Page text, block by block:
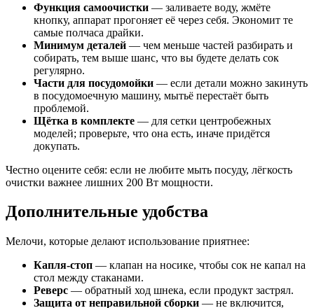
Функция самоочистки — заливаете воду, жмёте
кнопку, аппарат прогоняет её через себя. Экономит те
самые полчаса драйки.
Минимум деталей — чем меньше частей разбирать и
собирать, тем выше шанс, что вы будете делать сок
регулярно.
Части для посудомойки — если детали можно закинуть
в посудомоечную машину, мытьё перестаёт быть
проблемой.
Щётка в комплекте — для сетки центробежных
моделей; проверьте, что она есть, иначе придётся
докупать.
Честно оцените себя: если не любите мыть посуду, лёгкость
очистки важнее лишних 200 Вт мощности.
Дополнительные удобства
Мелочи, которые делают использование приятнее:
Капля-стоп — клапан на носике, чтобы сок не капал на
стол между стаканами.
Реверс — обратный ход шнека, если продукт застрял.
Защита от неправильной сборки — не включится,